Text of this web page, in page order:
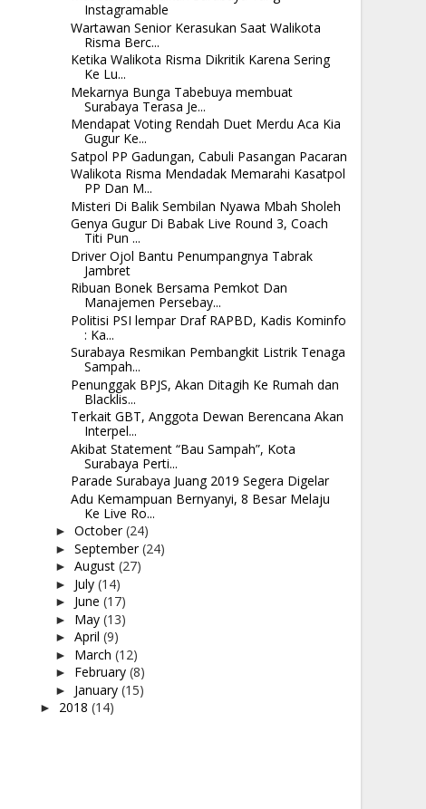
Instagramable
Wartawan Senior Kerasukan Saat Walikota
Risma Berc...
Ketika Walikota Risma Dikritik Karena Sering
Ke Lu...
Mekarnya Bunga Tabebuya membuat
Surabaya Terasa Je...
Mendapat Voting Rendah Duet Merdu Aca Kia
Gugur Ke...
Satpol PP Gadungan, Cabuli Pasangan Pacaran
Walikota Risma Mendadak Memarahi Kasatpol
PP Dan M...
Misteri Di Balik Sembilan Nyawa Mbah Sholeh
Genya Gugur Di Babak Live Round 3, Coach
Titi Pun ...
Driver Ojol Bantu Penumpangnya Tabrak
Jambret
Ribuan Bonek Bersama Pemkot Dan
Manajemen Persebay...
Politisi PSI lempar Draf RAPBD, Kadis Kominfo
: Ka...
Surabaya Resmikan Pembangkit Listrik Tenaga
Sampah...
Penunggak BPJS, Akan Ditagih Ke Rumah dan
Blacklis...
Terkait GBT, Anggota Dewan Berencana Akan
Interpel...
Akibat Statement “Bau Sampah”, Kota
Surabaya Perti...
Parade Surabaya Juang 2019 Segera Digelar
Adu Kemampuan Bernyanyi, 8 Besar Melaju
Ke Live Ro...
► October(24)
► September(24)
► August (27)
► July (14)
► June (17)
► May (13)
► April (9)
► March (12)
► February (8)
► January (15)
► 2018 (14)